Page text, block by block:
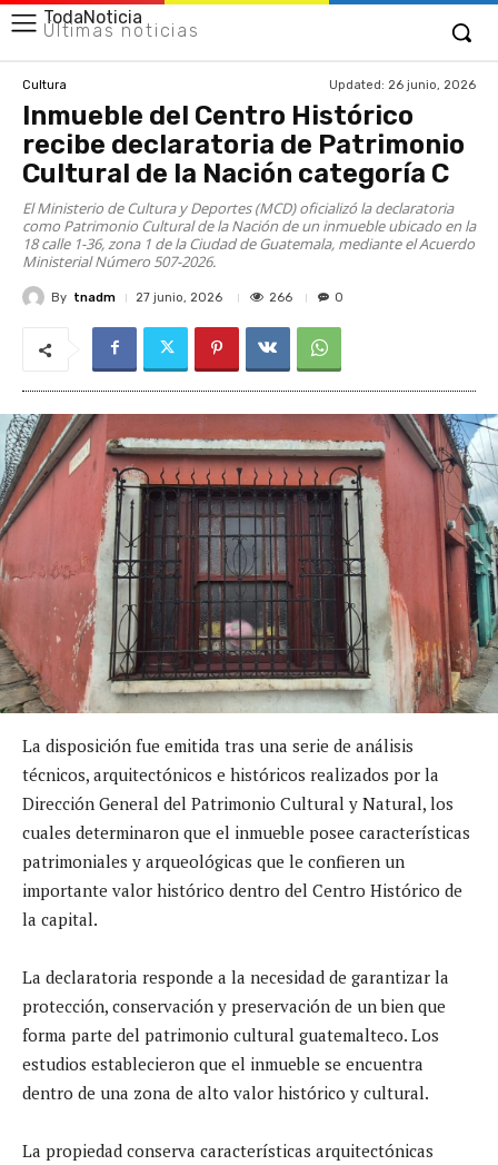
TodaNoticia
Últimas noticias
Cultura Updated: 26 junio, 2026
Inmueble del Centro Histórico
recibe declaratoria de Patrimonio
Cultural de la Nación categoría C
El Ministerio de Cultura y Deportes (MCD) oficializó la declaratoria
como Patrimonio Cultural de la Nación de un inmueble ubicado en la
18 calle 1-36, zona 1 de la Ciudad de Guatemala, mediante el Acuerdo
Ministerial Número 507-2026.
By tnadm 27 junio, 2026 266 0
La disposición fue emitida tras una serie de análisis
técnicos, arquitectónicos e históricos realizados por la
Dirección General del Patrimonio Cultural y Natural, los
cuales determinaron que el inmueble posee características
patrimoniales y arqueológicas que le confieren un
importante valor histórico dentro del Centro Histórico de
la capital.
La declaratoria responde a la necesidad de garantizar la
protección, conservación y preservación de un bien que
forma parte del patrimonio cultural guatemalteco. Los
estudios establecieron que el inmueble se encuentra
dentro de una zona de alto valor histórico y cultural.
La propiedad conserva características arquitectónicas